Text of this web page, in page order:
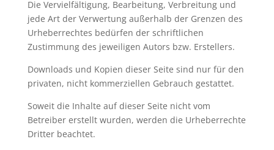
Die Vervielfältigung, Bearbeitung, Verbreitung und
jede Art der Verwertung außerhalb der Grenzen des
Urheberrechtes bedürfen der schriftlichen
Zustimmung des jeweiligen Autors bzw. Erstellers.
Downloads und Kopien dieser Seite sind nur für den
privaten, nicht kommerziellen Gebrauch gestattet.
Soweit die Inhalte auf dieser Seite nicht vom
Betreiber erstellt wurden, werden die Urheberrechte
Dritter beachtet.